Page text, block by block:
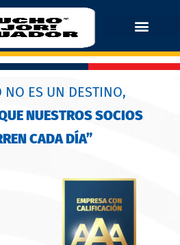
NO ES UN DESTINO,
NUESTROS SOCIOS
CADA DÍA”